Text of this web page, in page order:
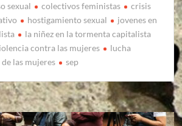
sexual colectivos feministas
crisis
hostigamiento sexual
jovenes en
la niñez en la tormenta capitalista
contra las mujeres
lucha
de las mujeres sep